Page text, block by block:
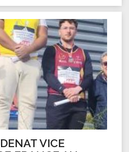
VICE